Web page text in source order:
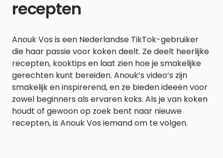
recepten
Anouk Vos is een Nederlandse TikTok-gebruiker
die haar passie voor koken deelt. Ze deelt heerlijke
recepten, kooktips en laat zien hoe je smakelijke
gerechten kunt bereiden. Anouk’s video’s zijn
smakelijk en inspirerend, en ze bieden ideeën voor
zowel beginners als ervaren koks. Als je van koken
houdt of gewoon op zoek bent naar nieuwe
recepten, is Anouk Vos iemand om te volgen.